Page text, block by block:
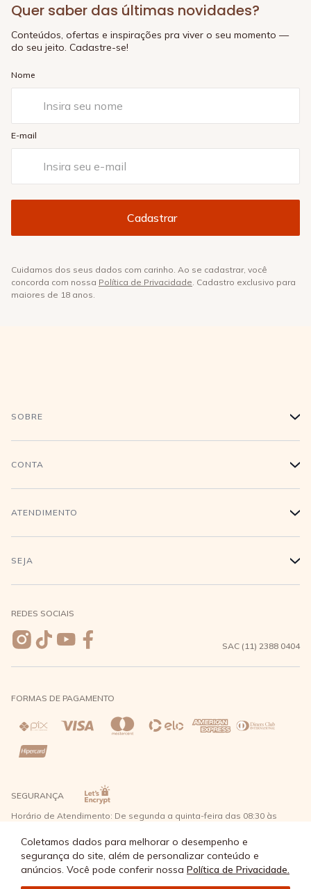
Coletamos dados para melhorar o desempenho e
segurança do site, além de personalizar conteúdo e
anúncios. Você pode conferir nossa Política de Privacidade.
Quer saber das últimas novidades?
Conteúdos, ofertas e inspirações pra viver o seu momento —
do seu jeito. Cadastre-se!
Nome
E-mail
Cuidamos dos seus dados com carinho. Ao se cadastrar, você
concorda com nossa Política de Privacidade. Cadastro exclusivo para
maiores de 18 anos.
SOBRE +
História
Conecte-se
CONTA +
Login
Meus pedidos
Wishlist
ATENDIMENTO +
Compra Segura
Entrega e Frete
Trocas e Devoluções
Direito de Arrependimento
Política de Privacidade
SEJA +
REDES SOCIAIS
SAC (11) 2388 0404
FORMAS DE PAGAMENTO
SEGURANÇA
Horário de Atendimento: De segunda a quinta-feira das 08:30 às
nível 2 - Bairro Capuava Mauá - São Paulo, CEP: 09380-115 - Água
Doce Comércio de Roupas e Acessórios Ltda - CNPJ: 57.484.768/0064-
© Água Doce 2026 - Todos os direitos reservados